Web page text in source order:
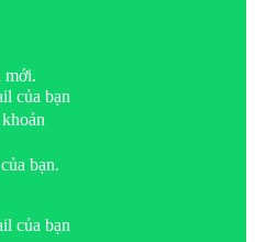
mới.
của bạn
bạn.
của bạn